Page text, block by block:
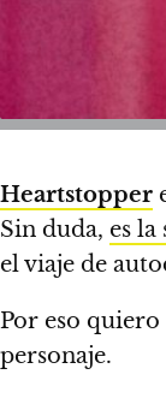
Heartstopper
Sin duda, es
el viaje de
Por eso quiero
personaje.